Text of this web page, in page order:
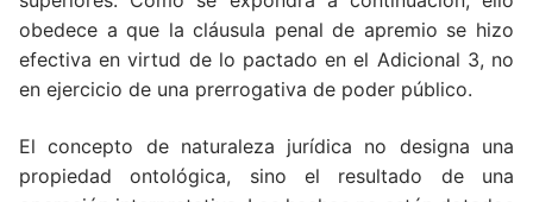
obedece a que la cláusula penal de apremio se hizo
efectiva en virtud de lo pactado en el Adicional 3, no
en ejercicio de una prerrogativa de poder público.
El concepto de naturaleza jurídica no designa una
propiedad ontológica, sino el resultado de una